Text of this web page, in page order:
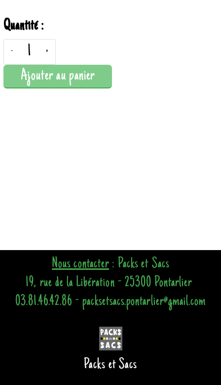
Quantité :
- +
Ajouter au panier
Nous contacter: Packs et Sacs
19, rue de la Libération - 25300 Pontarlier
03.81.46.42.86 - packsetsacs.pontarlier@gmail.com
Packs et Sacs